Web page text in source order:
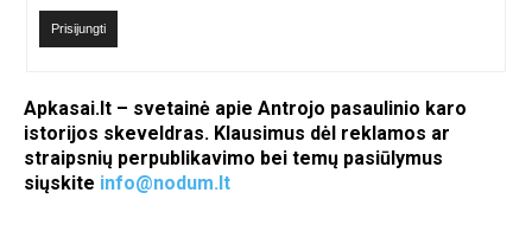
Prisijungti
Apkasai.lt – svetainė apie Antrojo pasaulinio karo
istorijos skeveldras. Klausimus dėl reklamos ar
straipsnių perpublikavimo bei temų pasiūlymus
siųskite info@nodum.lt